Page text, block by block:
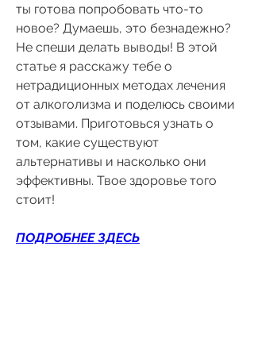
ты готова попробовать что-то
новое? Думаешь, это безнадежно?
Не спеши делать выводы! В этой
статье я расскажу тебе о
нетрадиционных методах лечения
от алкоголизма и поделюсь своими
отзывами. Приготовься узнать о
том, какие существуют
альтернативы и насколько они
эффективны. Твое здоровье того
стоит!
ПОДРОБНЕЕ ЗДЕСЬ